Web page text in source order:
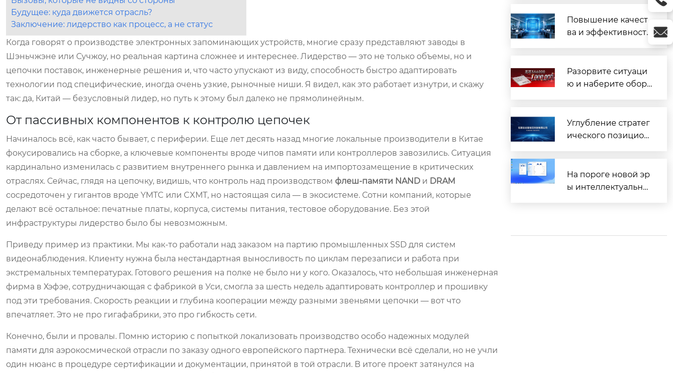
Будущее: куда движется отрасль?
Заключение: лидерство как процесс, а не статус
Когда говорят о производстве электронных запоминающих устройств, многие сразу представляют заводы в
Шэньчжэне или Сучжоу, но реальная картина сложнее и интереснее. Лидерство — это не только объемы, но и
цепочки поставок, инженерные решения и, что часто упускают из виду, способность быстро адаптировать
технологии под специфические, иногда очень узкие, рыночные ниши. Я видел, как это работает изнутри, и скажу
так: да, Китай — безусловный лидер, но путь к этому был далеко не прямолинейным.
От пассивных компонентов к контролю цепочек
Начиналось всё, как часто бывает, с периферии. Еще лет десять назад многие локальные производители в Китае
фокусировались на сборке, а ключевые компоненты вроде чипов памяти или контроллеров завозились. Ситуация
кардинально изменилась с развитием внутреннего рынка и давлением на импортозамещение в критических
отраслях. Сейчас, глядя на цепочку, видишь, что контроль над производством флеш-памяти NAND и DRAM
сосредоточен у гигантов вроде YMTC или CXMT, но настоящая сила — в экосистеме. Сотни компаний, которые
делают всё остальное: печатные платы, корпуса, системы питания, тестовое оборудование. Без этой
инфраструктуры лидерство было бы невозможным.
Приведу пример из практики. Мы как-то работали над заказом на партию промышленных SSD для систем
видеонаблюдения. Клиенту нужна была нестандартная выносливость по циклам перезаписи и работа при
экстремальных температурах. Готового решения на полке не было ни у кого. Оказалось, что небольшая инженерная
фирма в Хэфэе, сотрудничающая с фабрикой в Уси, смогла за шесть недель адаптировать контроллер и прошивку
под эти требования. Скорость реакции и глубина кооперации между разными звеньями цепочки — вот что
впечатляет. Это не про гигафабрики, это про гибкость сети.
Конечно, были и провалы. Помню историю с попыткой локализовать производство особо надежных модулей
памяти для аэрокосмической отрасли по заказу одного европейского партнера. Технически всё сделали, но не учли
один нюанс в процедуре сертификации и документации, принятой в той отрасли. В итоге проект затянулся на
чественных электр
онных компоненто
Повышение качест
ва и эффективности
трация ключевых п
реимуществ
Разорвите ситуаци
ю и наберите оборо
Углубление стратег
ического позицион
ИИ: высвобождени
е инновационного
На пороге новой эр
ы интеллектуальны